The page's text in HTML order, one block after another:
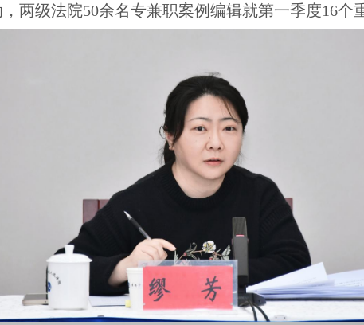
两级法院50余名专兼职案例编辑就第一季度16个